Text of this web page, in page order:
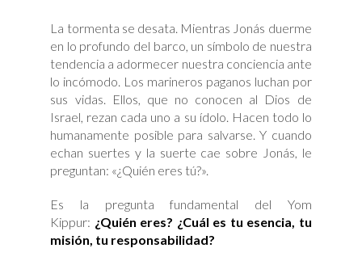
La tormenta se desata. Mientras Jonás duerme
en lo profundo del barco, un símbolo de nuestra
tendencia a adormecer nuestra conciencia ante
lo incómodo. Los marineros paganos luchan por
sus vidas. Ellos, que no conocen al Dios de
Israel, rezan cada uno a su ídolo. Hacen todo lo
humanamente posible para salvarse. Y cuando
echan suertes y la suerte cae sobre Jonás, le
preguntan: «¿Quién eres tú?».
Es la pregunta fundamental del Yom
Kippur: ¿Quién eres? ¿Cuál es tu esencia, tu
misión, tu responsabilidad?